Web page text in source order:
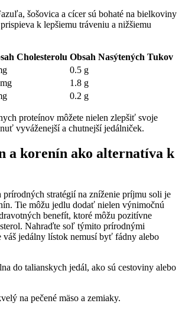
šošovica a cícer sú bohaté na bielkoviny
k lepšiemu tráveniu a nižšiemu
Cholesterolu Obsah Nasýtených Tukov
0.5 g
1.8 g
0.2 g
proteínov môžete nielen zlepšiť svoje
vyváženejší a chutnejší jedálniček.
a korenín ako alternatíva k
prírodných stratégií na zníženie príjmu soli je
Tie môžu jedlu dodať nielen výnimočnú
benefít, ktoré môžu pozitívne
Nahraďte soľ týmito prírodnými
váš jedálny lístok nemusí byť fádny alebo
do talianskych jedál, ako sú cestoviny alebo
na pečené mäso a zemiaky.